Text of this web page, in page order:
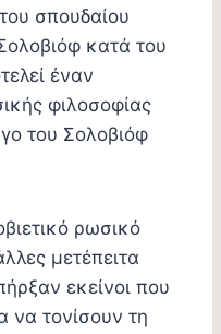
σπουδαίου
κατά του
έναν
φιλοσοφίας
του Σολοβιόφ
ρωσικό
μετέπειτα
εκείνοι που
να τονίσουν τη